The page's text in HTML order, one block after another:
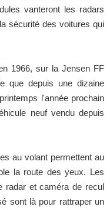
vanteront les radars
sécurité des voitures qui
1966, sur la Jensen FF
que depuis une dizaine
l'année prochain
neuf vendu depuis
au volant permettent au
la route des yeux. Les
radar et caméra de recul
sont là pour rattraper un